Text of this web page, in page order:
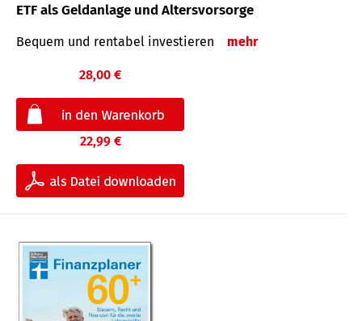
ETF als Geldanlage und Altersvorsorge
Bequem und rentabel investieren mehr
28,00 €
22,99 €